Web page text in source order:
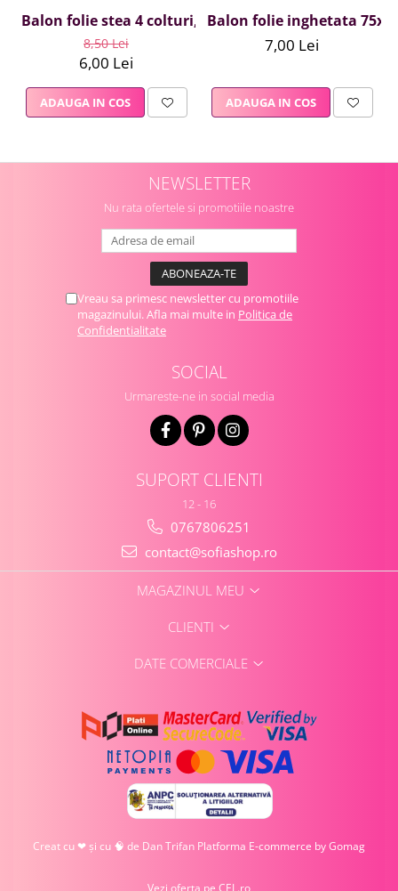
Balon folie stea 4 colturi, auriu, 45 cm
8,50 Lei
6,00 Lei
ADAUGA IN COS
Balon folie inghetata
7,00 Lei
ADAUGA IN COS
NEWSLETTER
Nu rata ofertele si promotiile noastre
Vreau sa primesc newsletter cu promotiile
magazinului. Afla mai multe in Politica de
Confidentialitate
SOCIAL
Urmareste-ne in social media
SUPORT CLIENTI
12 - 16
0767806251
contact@sofiashop.ro
MAGAZINUL MEU
CLIENTI
DATE COMERCIALE
Creat cu ❤ și cu 🧠 de Dan Trifan Platforma E-commerce by Gomag
Vezi oferta pe CEL.ro